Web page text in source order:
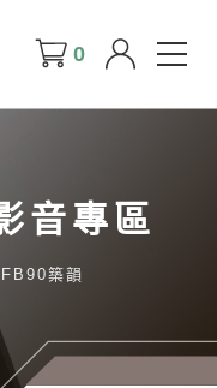
0
音專區
FB90築韻